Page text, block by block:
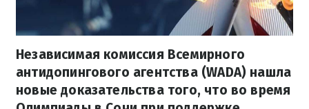
Независимая комиссия Всемирного
антидопингового агентства (WADA) нашла
новые доказательства того, что во время